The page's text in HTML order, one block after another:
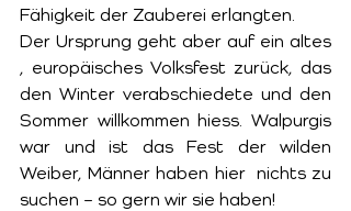
Fähigkeit der Zauberei erlangten.
Der Ursprung geht aber auf ein altes
, europäisches Volksfest zurück, das
den Winter verabschiedete und den
Sommer willkommen hiess. Walpurgis
war und ist das Fest der wilden
Weiber, Männer haben hier  nichts zu
suchen – so gern wir sie haben!